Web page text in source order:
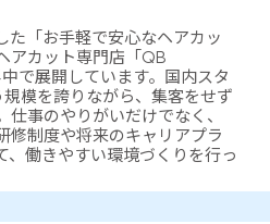
た「お手軽で安心なヘアカッ
アカット専門店「QB
で展開しています。国内スタ
模を誇りながら、集客をせず
事のやりがいだけでなく、
修制度や将来のキャリアプラ
、働きやすい環境づくりを行っ